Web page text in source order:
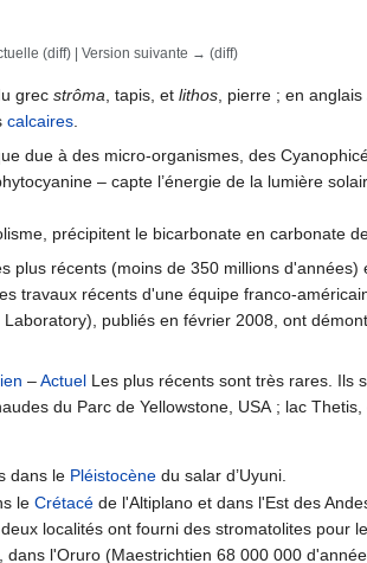
(diff) | Version suivante → (diff)
grec strôma , tapis, et lithos , pierre ; en anglais
calcaires
due à des micro-organismes, des
– capte l’énergie de la lumière
précipitent le bicarbonate en carbonate
plus récents (moins de 350 millions
travaux récents d'une équipe franco-
publiés en février 2008, ont
–Actuel Les plus récents sont très rares. Ils
du Parc de Yellowstone, USA ; lac Thetis,
dans le Pléistocène du salar d’Uyuni.
leCrétacé de l'Altiplano et dans l'Est des
localités ont fourni des stromatolites pour
l'Oruro (Maestrichtien 68 000 000